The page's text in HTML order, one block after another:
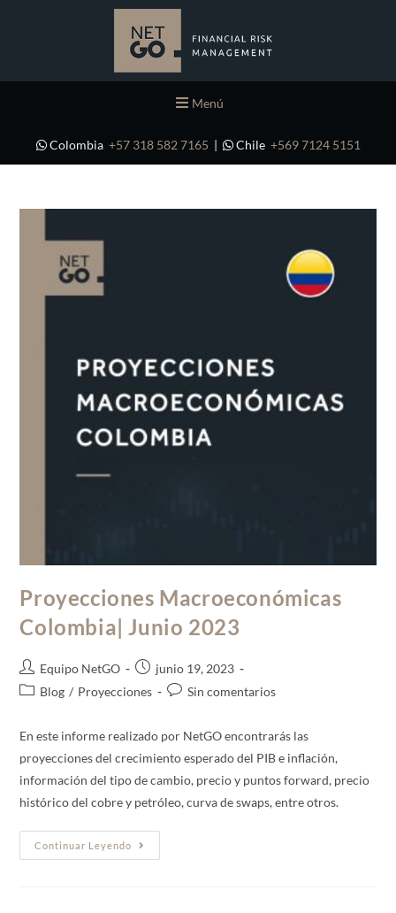
Menú
Colombia +57 318 582 7165 | Chile +569 7124 5151
Proyecciones Macroeconómicas
Colombia| Junio 2023
Equipo NetGO
junio 19, 2023
Blog / Proyecciones Sin comentarios
En este informe realizado por NetGO encontrarás las
proyecciones del crecimiento esperado del PIB e inflación,
información del tipo de cambio, precio y puntos forward, precio
histórico del cobre y petróleo, curva de swaps, entre otros.
Continuar Leyendo